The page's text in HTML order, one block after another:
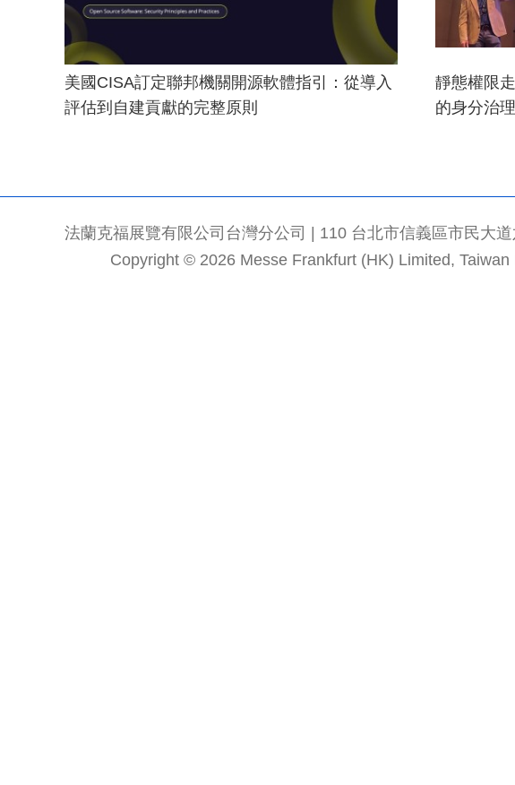
美國CISA訂定聯邦機關開源軟體指引：從導入
評估到自建貢獻的完整原則
靜態權限
的身分治
法蘭克福展覽有限公司台灣分公司 | 110 台北市信義區市民大
Copyright © 2026 Messe Frankfurt (HK) Limited,